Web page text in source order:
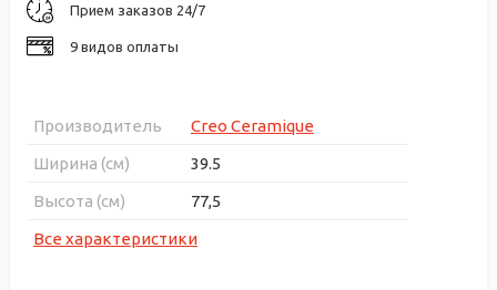
Прием заказов 24/7
9 видов оплаты
Производитель
Creo Ceramique
Ширина (см)
39.5
Высота (см)
77,5
Все характеристики